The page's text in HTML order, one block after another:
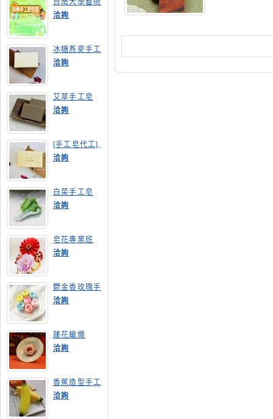
台南大學藝術
手工皂師資培
訓班
洽詢
冰糖燕麥手工
皂
洽詢
艾草手工皂
洽詢
[手工皂代工],
膠原蛋白手工
皂
洽詢
白菜手工皂
洽詢
皂花專業班
洽詢
鬱金香玫瑰手
工皂(長高型)
洽詢
蓮花蠟燭
洽詢
香蕉造型手工
皂
洽詢